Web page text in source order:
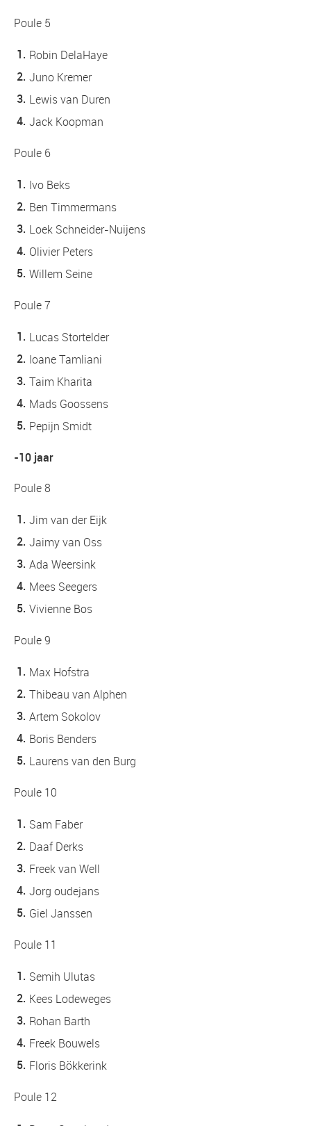
Poule 5
Robin DelaHaye
Juno Kremer
Lewis van Duren
Jack Koopman
Poule 6
Ivo Beks
Ben Timmermans
Loek Schneider-Nuijens
Olivier Peters
Willem Seine
Poule 7
Lucas Stortelder
Ioane Tamliani
Taim Kharita
Mads Goossens
Pepijn Smidt
-10 jaar
Poule 8
Jim van der Eijk
Jaimy van Oss
Ada Weersink
Mees Seegers
Vivienne Bos
Poule 9
Max Hofstra
Thibeau van Alphen
Artem Sokolov
Boris Benders
Laurens van den Burg
Poule 10
Sam Faber
Daaf Derks
Freek van Well
Jorg oudejans
Giel Janssen
Poule 11
Semih Ulutas
Kees Lodeweges
Rohan Barth
Freek Bouwels
Floris Bökkerink
Poule 12